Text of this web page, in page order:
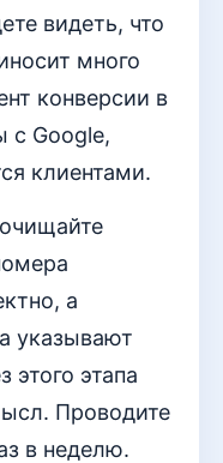
видеть, что
много
конверсии в
с Google,
клиентами.
а
указывают
этого этапа
Проводите
в неделю.